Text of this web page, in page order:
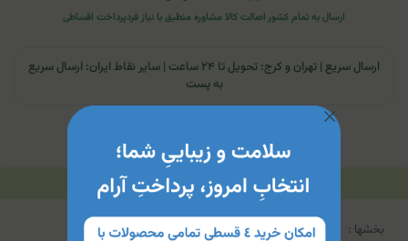
ارسال به تمام کشوراصالت کالا مشاوره منطبق با نیاز فردپرداخت اقساطی
ارسال سریع | تهران و کرج: تحویل تا ۲۴ ساعت | سایر نقاط ایران: ارسال سریع
به پست
توضیحات مشخصات محصول جدول محتویات
بخشها :